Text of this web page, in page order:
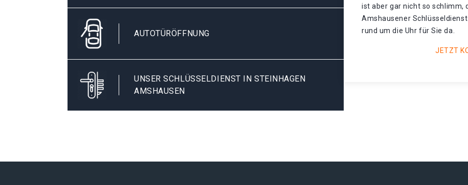
AUTOTÜRÖFFNUNG
UNSER SCHLÜSSELDIENST IN STEINHAGEN
AMSHAUSEN
ist aber gar nicht so schlimm,
Amshausener
rund um die Uhr für Sie da.
JETZT